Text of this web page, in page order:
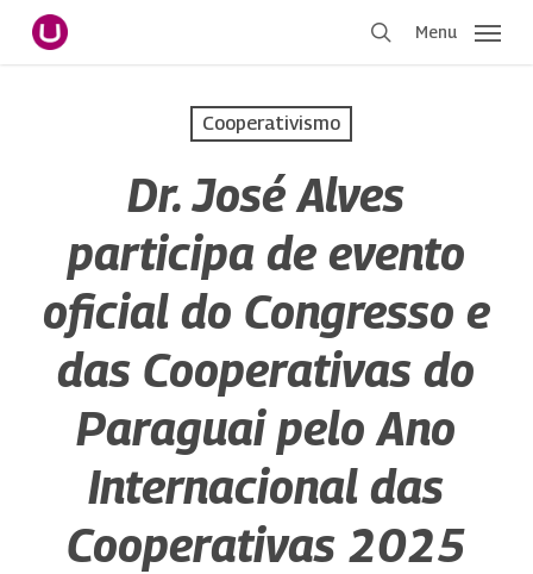
Pular
para
Menu
Cooperativismo
Dr. José Alves
participa de evento
oficial do Congresso e
das Cooperativas do
Paraguai pelo Ano
Internacional das
Cooperativas 2025